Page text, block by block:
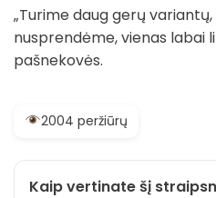
„Turime daug gerų
nusprendėme, vienas labai
pašnekovės.
2004 peržiūrų
Kaip vertinate šį